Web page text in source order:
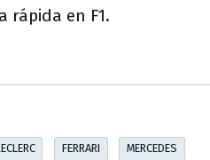
rápida en F1.
FERRARI MERCEDES